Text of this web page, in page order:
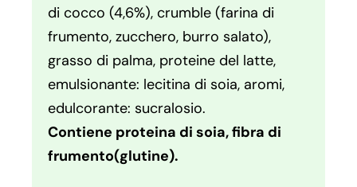
di cocco (4,6%), crumble (farina di
frumento, zucchero, burro salato),
grasso di palma, proteine del latte,
emulsionante: lecitina di soia, aromi,
edulcorante: sucralosio.
Contiene proteina di soia, fibra di
frumento(glutine).